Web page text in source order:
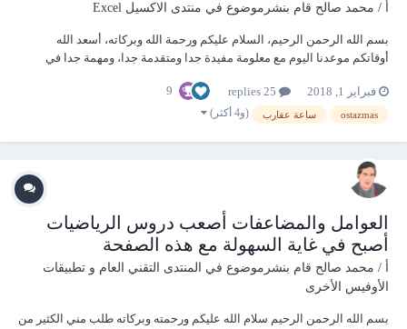
أ / محمد صالح قام بنشرموضوع في منتدى الاكسيل Excel
بسم الله الرحمن الرحيم، السلام عليكم ورحمة الله وبركاته، أسعد الله
أوقاتكم موعدنا اليوم مع معلومة مفيدة جدا ومتقدمة جدا، ومهمة جدا في
analog clock in excel فتابعونا. شرح برمجة ساعة رقمية و عقارب في اكسل
digital and analog clock in...
فبراير 1, 2018 9
ostazmas ساعة عقارب (و4 أكثر)
العوامل والمضاعفات أصعب دروس الرياضيات
أصبح في غاية السهولة مع هذه الصفحة
أ / محمد صالح قام بنشرموضوع في
المنتدى التقني العام و تطبيقات
الأوفيس الأخرى
بسم الله الرحمن الرحيم سلام الله عليكم ورحمته وبركاته طلب مني الكثير من